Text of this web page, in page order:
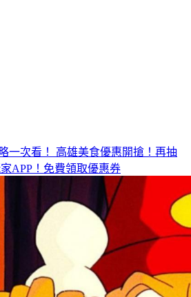
一次看！ 高雄美食優惠開搶！再抽
APP！免費領取優惠券